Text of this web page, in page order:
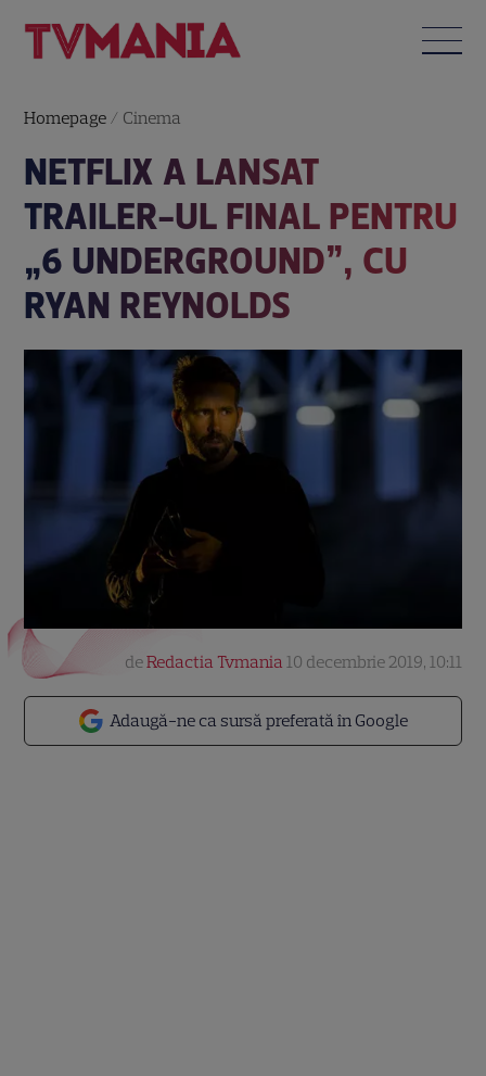
Homepage / Cinema
NETFLIX A LANSAT
TRAILER-UL FINAL PENTRU
„6 UNDERGROUND”, CU
RYAN REYNOLDS
Adaugă-ne ca sursă preferată în Google
deRedactia Tvmania 10 decembrie 2019, 10:11